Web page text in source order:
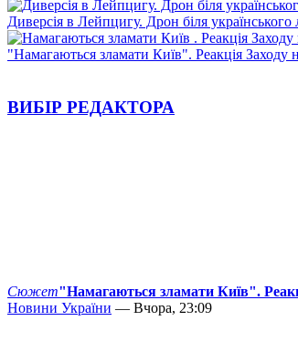
Диверсія в Лейпцигу. Дрон біля українського
"Намагаються зламати Київ". Реакція Заходу
ВИБІР РЕДАКТОРА
Сюжет"Намагаються зламати Київ".
Новини України — Вчора, 23:09